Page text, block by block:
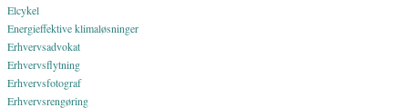
Elcykel
Energieffektive klimaløsninger
Erhvervsadvokat
Erhvervsflytning
Erhvervsfotograf
Erhvervsrengøring